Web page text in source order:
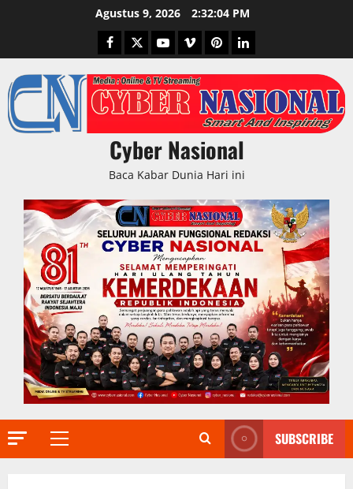
Agustus 9, 2026 2:32:06 PM
Facebook
TwitterYoutubeVimeoPinterestLinkedIn
Cyber Nasional
Baca Kabar Dunia Hari ini
Primary
SUBSCRIBE